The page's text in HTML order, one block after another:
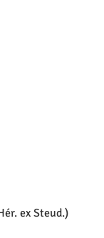
ex Steud.)